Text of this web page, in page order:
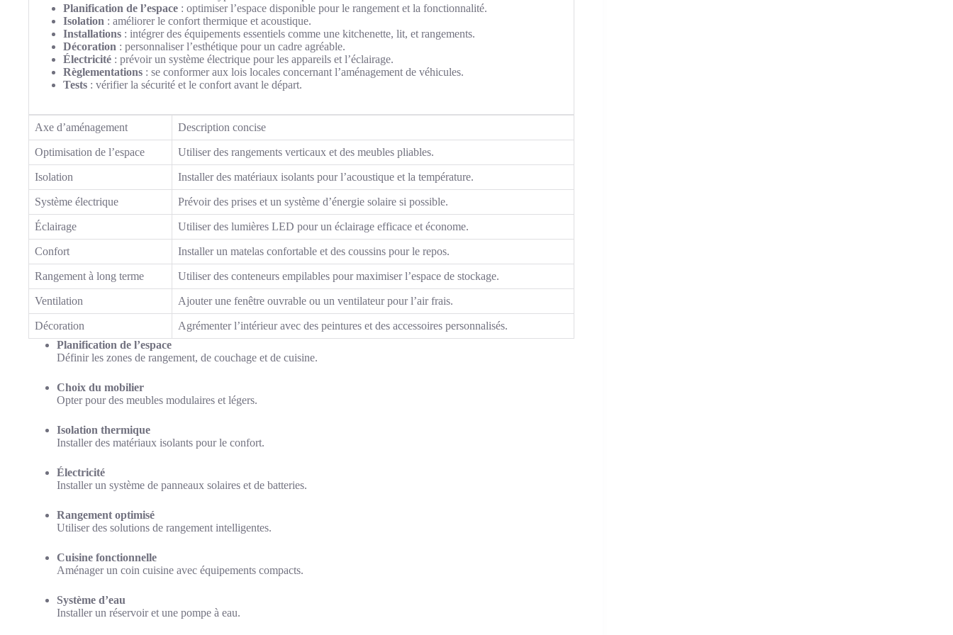
Planification de l’espace : optimiser l’espace disponible pour le rangement et la fonctionnalité.
Isolation : améliorer le confort thermique et acoustique.
Installations : intégrer des équipements essentiels comme une kitchenette, lit, et rangements.
Décoration : personnaliser l’esthétique pour un cadre agréable.
Électricité : prévoir un système électrique pour les appareils et l’éclairage.
Règlementations : se conformer aux lois locales concernant l’aménagement de véhicules.
Tests : vérifier la sécurité et le confort avant le départ.
Axe d’aménagement Description concise
Optimisation de l’espace Utiliser des rangements verticaux et des meubles pliables.
Isolation Installer des matériaux isolants pour l’acoustique et la température.
Système électrique Prévoir des prises et un système d’énergie solaire si possible.
Éclairage Utiliser des lumières LED pour un éclairage efficace et économe.
Confort Installer un matelas confortable et des coussins pour le repos.
Rangement à long terme Utiliser des conteneurs empilables pour maximiser l’espace de stockage.
Ventilation Ajouter une fenêtre ouvrable ou un ventilateur pour l’air frais.
Décoration
Agrémenter l’intérieur avec des peintures et des accessoires personnalisés.
Planification de l’espace
Définir les zones de rangement, de couchage et de cuisine.
Choix du mobilier
Opter pour des meubles modulaires et légers.
Isolation thermique
Installer des matériaux isolants pour le confort.
Électricité
Installer un système de panneaux solaires et de batteries.
Rangement optimisé
Utiliser des solutions de rangement intelligentes.
Cuisine fonctionnelle
Aménager un coin cuisine avec équipements compacts.
Système d’eau
Installer un réservoir et une pompe à eau.